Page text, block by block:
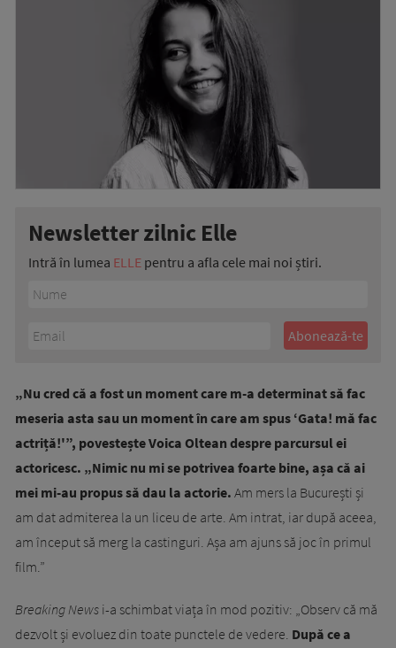
Newsletter zilnic Elle
Intră în lumea ELLE pentru a afla cele mai noi știri.
„Nu cred că a fost un moment care m-a determinat să fac
meseria asta sau un moment în care am spus ‘Gata! mă fac
actriță!'”, povestește Voica Oltean despre parcursul ei
actoricesc. „Nimic nu mi se potrivea foarte bine, așa că ai
mei mi-au propus să dau la actorie. Am mers la București și
am dat admiterea la un liceu de arte. Am intrat, iar după aceea,
am început să merg la castinguri. Așa am ajuns să joc în primul
film.”
Breaking News i-a schimbat viața în mod pozitiv: „Observ că mă
dezvolt și evoluez din toate punctele de vedere. După ce a